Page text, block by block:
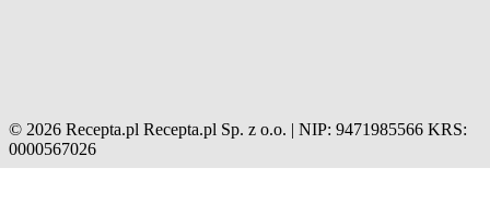
© 2026 Recepta.pl Recepta.pl Sp. z o.o. | NIP: 9471985566 KRS:
0000567026